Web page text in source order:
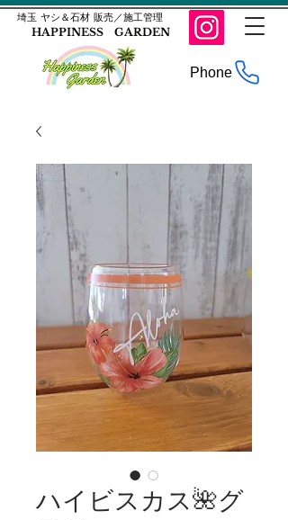
​埼玉 ヤシ＆石材 販売／施工管理
HAPPINESS GARDEN
Phone
ハイビスカス🌺グ